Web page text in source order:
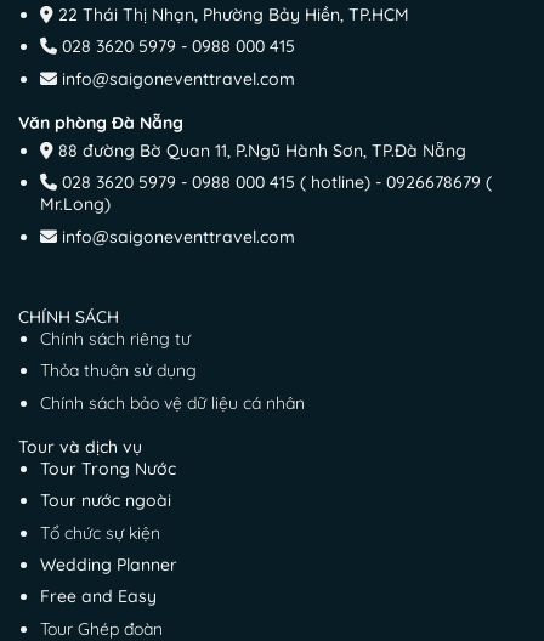
22 Thái Thị Nhạn, Phường Bảy Hiền, TP.HCM
028 3620 5979 - 0988 000 415
info@saigoneventtravel.com
Văn phòng Đà Nẵng
88 đường Bờ Quan 11, P.Ngũ Hành Sơn, TP.Đà Nẵng
028 3620 5979 - 0988 000 415 ( hotline) - 0926678679 (
Mr.Long)
info@saigoneventtravel.com
CHÍNH SÁCH
Chính sách riêng tư
Thỏa thuận sử dụng
Chính sách bảo vệ dữ liệu cá nhân
Tour và dịch vụ
Tour Trong Nước
Tour nước ngoài
Tổ chức sự kiện
Wedding Planner
Free and Easy
Tour Ghép đoàn